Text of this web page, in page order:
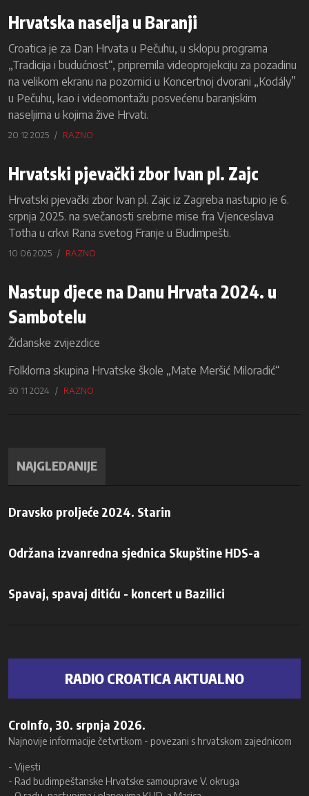
Hrvatska naselja u Baranji
Croatica je za Dan Hrvata u Pečuhu, u sklopu programa
„Tradicija i budućnost“, pripremila videoprojekciju za pozadinu
na velikom ekranu na pozornici u Koncertnoj dvorani „Kodály”
u Pečuhu, kao i videomontažu posvećenu baranjskim
naseljima u kojima žive Hrvati.
20 12 2025 RAZNO
Hrvatski pjevački zbor Ivan pl. Zajc
Hrvatski pjevački zbor Ivan pl. Zajc iz Zagreba nastupio je 6.
srpnja 2025. na svečanosti srebrne mise fra Vjenceslava
Totha u crkvi Rana svetog Franje u Budimpešti.
10 06 2025 RAZNO
Nastup djece na Danu Hrvata 2024. u
Sambotelu
Židanske zvijezdice
Folklorna skupina Hrvatske škole „Mate Meršić Miloradić“
30 11 2024 RAZNO
NAJGLEDANIJE
Dravsko proljeće 2024. Starin
Održana izvanredna sjednica Skupštine HDS-a
Spavaj, spavaj ditiću - koncert u Bazilici
RADIO CROATICA AKTUALNO
CroInfo, 30. srpnja 2026.
Najnovije informacije četvrtkom - povezani s hrvatskom zajednicom
- Vijesti
- Rad budimpeštanske Hrvatske samouprave V. okruga